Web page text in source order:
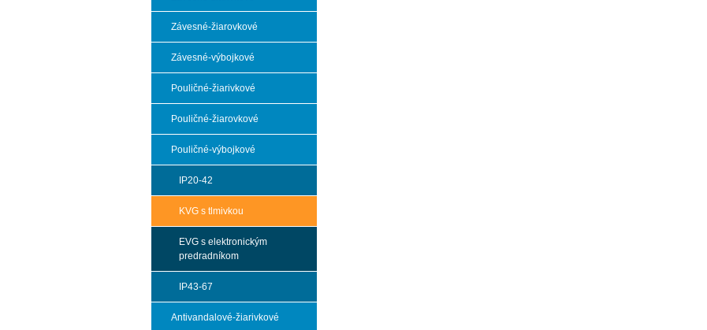
Závesné-žiarovkové
Závesné-výbojkové
Pouličné-žiarivkové
Pouličné-žiarovkové
Pouličné-výbojkové
IP20-42
KVG s tlmivkou
EVG s elektronickým
predradníkom
IP43-67
Antivandalové-žiarivkové